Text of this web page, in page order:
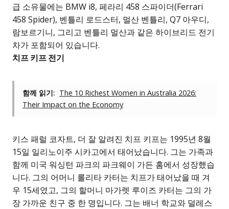
급 소유물에는 BMW i8, 페라리 458 스파이더(Ferrari
458 Spider), 벤틀리 로드스터, 멀산 벤틀리, Q7 아우디,
람보르기니, 그리고 벤틀리 멀산과 같은 하이브리드 전기
차가 포함되어 있습니다.
치프 키프 전기
함께 읽기: The 10 Richest Women in Australia 2026:
Their Impact on the Economy
키스 패럴 코자트, 더 잘 알려진 치프 키프는 1995년 8월
15일 일리노이주 시카고에서 태어났습니다. 그는 가족과
함께 미국 워싱턴 파크의 파크웨이 가든 홈에서 성장했습
니다. 그의 어머니 롤리타 카터는 치프가 태어났을 때 겨
우 15세였고, 그의 할머니 마가렛 루이즈 카터는 그의 가
장 가까운 친구 중 한 명입니다. 그는 배너 학교와 덜레스